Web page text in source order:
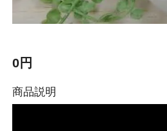
0円
商品説明